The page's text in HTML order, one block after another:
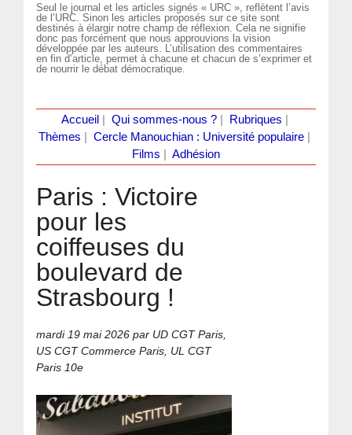
Seul le journal et les articles signés « URC », reflètent l’avis
de l’URC. Sinon les articles proposés sur ce site sont
destinés à élargir notre champ de réflexion. Cela ne signifie
donc pas forcément que nous approuvions la vision
développée par les auteurs. L’utilisation des commentaires
en fin d’article, permet à chacune et chacun de s’exprimer et
de nourrir le débat démocratique.
Accueil Qui sommes-nous ?| Rubriques
Thèmes
Cercle Manouchian : Université populaire
Films
Adhésion
Paris : Victoire
pour les
coiffeuses du
boulevard de
Strasbourg !
mardi 19 mai 2026 par UD CGT Paris,
US CGT Commerce Paris, UL CGT
Paris 10e